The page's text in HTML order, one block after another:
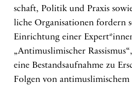
schaft, Politik und Praxis
liche Organi­sa­tionen fordern
Einrichtung einer
„Antimuslimischer
eine Bestandsaufnahme zu
Folgen von antimuslimischem